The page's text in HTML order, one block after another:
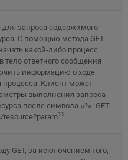
для запроса содержимого
С помощью метода GET
какой-либо процесс.
тело ответного сообщения
информацию о ходе
Клиент может
выполнения запроса
после символа «?»: GET
resource?param12
GET, за исключением того,